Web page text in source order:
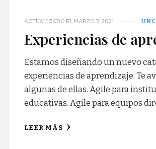
ACTUALIZADO ELMARZO 3, 2021
Experiencias de
Estamos diseñando un nuevo
experiencias de aprendizaje. Te
algunas de ellas. Agile para
educativas. Agile para equipos
LEER MÁS